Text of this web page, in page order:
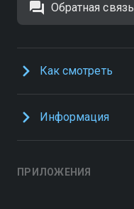
Обратная связь
Как смотреть
Информация
ПРИЛОЖЕНИЯ